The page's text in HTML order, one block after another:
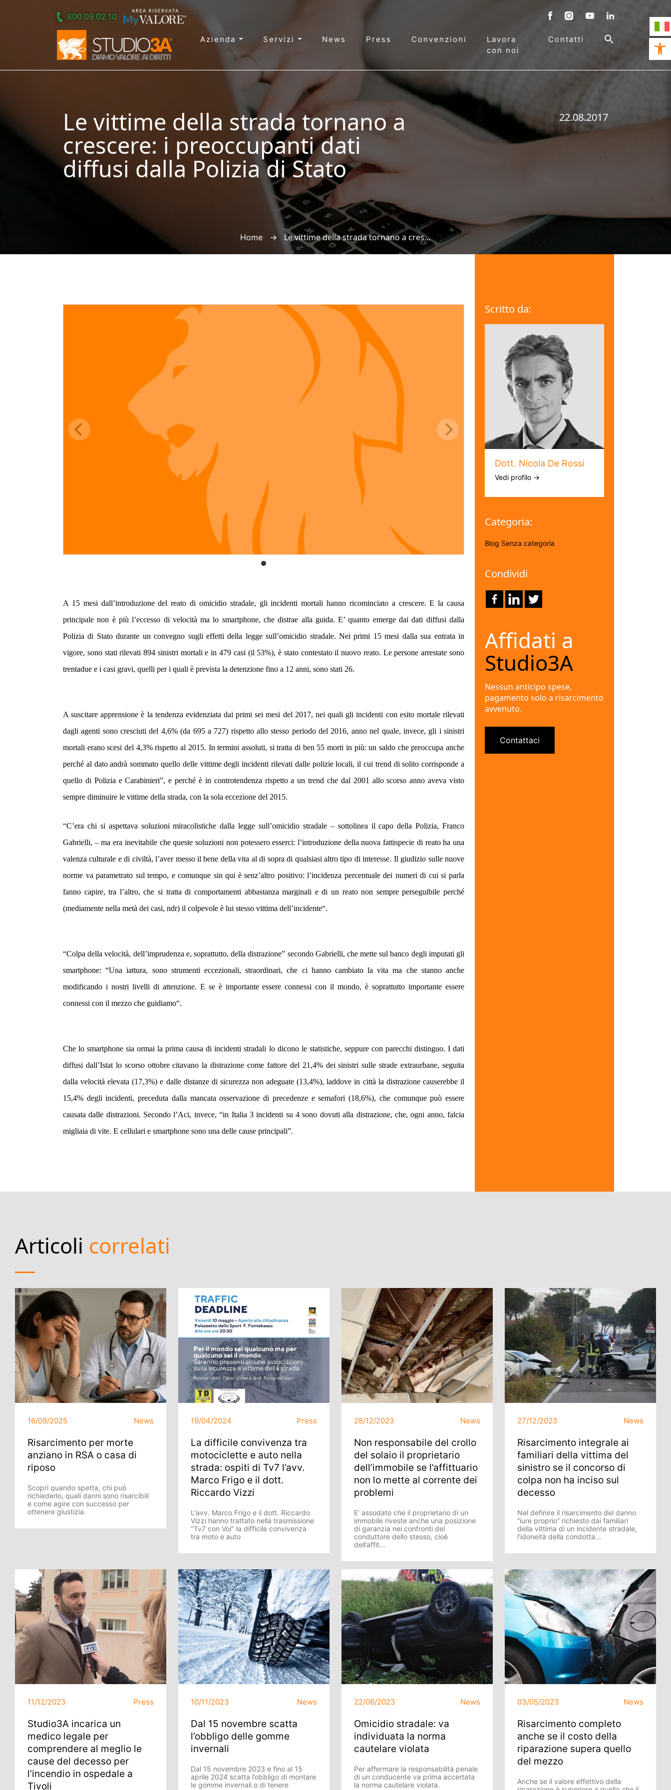
800 09 02 10
Azienda Servizi News Press Convenzioni
Lavora
con noi
Contatti
Le vittime della strada tornano a
crescere: i preoccupanti dati
diffusi dalla Polizia di Stato
22.08.2017
Home → Le vittime della strada tornano a crescere: i preoccupanti dati diffusi dalla Polizia di Stato
A 15 mesi dall’introduzione del reato di omicidio stradale, gli incidenti mortali hanno ricominciato a crescere. E la causa
principale non è più l’eccesso di velocità ma lo smartphone, che distrae alla guida. E’ quanto emerge dai dati diffusi dalla
Polizia di Stato durante un convegno sugli effetti della legge sull’omicidio stradale.Nei primi 15 mesi dalla sua entrata in
vigore, sono stati rilevati 894 sinistri mortali e in 479 casi (il 53%), è stato contestato il nuovo reato. Le persone arrestate sono
trentadue e i casi gravi, quelli per i quali è prevista la detenzione fino a 12 anni, sono stati 26.
A suscitare apprensione è la tendenza evidenziata dai primi sei mesi del 2017, nei quali gli incidenti con esito mortale rilevati
dagli agenti sono cresciuti del 4,6% (da 695 a 727) rispetto allo stesso periodo del 2016, anno nel quale, invece, gli i sinistri
mortali erano scesi del 4,3% rispetto al 2015. In termini assoluti, si tratta di ben 55 morti in più: un saldo che preoccupa anche
perché al dato andrà sommato quello delle vittime degli incidenti rilevati dalle polizie locali, il cui trend di solito corrisponde a
quello di Polizia e Carabinieri”, e perché è in controtendenza rispetto a un trend che dal 2001 allo scorso anno aveva visto
sempre diminuire le vittime della strada, con la sola eccezione del 2015.
“C’era chi si aspettava soluzioni miracolistiche dalla legge sull’omicidio stradale– sottolinea il capo della Polizia, Franco
Gabrielli, –ma era inevitabile che queste soluzioni non potessero esserci: l’introduzione della nuova fattispecie di reato ha una
valenza culturale e di civiltà, l’aver messo il bene della vita al di sopra di qualsiasi altro tipo di interesse. Il giudizio sulle nuove
norme va parametrato sul tempo, e comunque sin qui è senz’altro positivo: l’incidenza percentuale dei numeri di cui si parla
fanno capire, tra l’altro, che si tratta di comportamenti abbastanza marginali e di un reato non sempre perseguibile perché
(mediamente nella metà dei casi, ndr) il colpevole è lui stesso vittima dell’incidente“.
“Colpa della velocità, dell’imprudenza e, soprattutto, della distrazione” secondo Gabrielli, che mette sul banco degli imputati gli
smartphone: “Una iattura, sono strumenti eccezionali, straordinari, che ci hanno cambiato la vita ma che stanno anche
modificando i nostri livelli di attenzione. E se è importante essere connessi con il mondo, è soprattutto importante essere
connessi con il mezzo che guidiamo“.
Che lo smartphone sia ormai la prima causa di incidenti stradali lo dicono le statistiche, seppure con parecchi distinguo. I dati
diffusi dall’Istat lo scorso ottobre citavano la distrazione come fattore del 21,4% dei sinistri sulle strade extraurbane, seguita
dalla velocità elevata (17,3%) e dalle distanze di sicurezza non adeguate (13,4%), laddove in città la distrazione causerebbe il
15,4% degli incidenti, preceduta dalla mancata osservazione di precedenze e semafori (18,6%), che comunque può essere
causata dalle distrazioni. Secondo l’Aci, invece, “in Italia 3 incidenti su 4 sono dovuti alla distrazione, che, ogni anno, falcia
migliaia di vite. E cellulari e smartphone sono una delle cause principali”.
Scritto da:
Dott. Nicola De Rossi
Vedi profilo →
Categoria:
Blog Senza categoria
Condividi
Affidati a
Studio3A
Nessun anticipo spese,
pagamento solo a risarcimento
avvenuto.
Contattaci
Articoli correlati
16/09/2025 News
Risarcimento per morte
anziano in RSA o casa di
riposo
Scopri quando spetta, chi può
richiederlo, quali danni sono risarcibili
e come agire con successo per
ottenere giustizia.
19/04/2024 Press
La difficile convivenza tra
motociclette e auto nella
strada: ospiti di Tv7 l’avv.
Marco Frigo e il dott.
Riccardo Vizzi
L'avv. Marco Frigo e il dott. Riccardo
Vizzi hanno trattato nella trasmissione
"Tv7 con Voi" la difficile convivenza
tra moto e auto
28/12/2023 News
Non responsabile del crollo
del solaio il proprietario
dell’immobile se l’affittuario
non lo mette al corrente dei
problemi
E’ assodato che il proprietario di un
immobile riveste anche una posizione
di garanzia nei confronti del
conduttore dello stesso, cioè
dell’affit...
27/12/2023 News
Risarcimento integrale ai
familiari della vittima del
sinistro se il concorso di
colpa non ha inciso sul
decesso
Nel definire il risarcimento del danno
“iure proprio” richiesto dai familiari
della vittima di un incidente stradale,
l’idoneità della condotta...
11/12/2023 Press
Studio3A incarica un
medico legale per
comprendere al meglio le
cause del decesso per
l’incendio in ospedale a
Tivoli
10/11/2023 News
Dal 15 novembre scatta
l’obbligo delle gomme
invernali
Dal 15 novembre 2023 e fino al 15
aprile 2024 scatta l’obbligo di montare
le gomme invernali o di tenere
22/06/2023 News
Omicidio stradale: va
individuata la norma
cautelare violata
Per affermare la responsabilità penale
di un conducente va prima accertata
la norma cautelare violata.
03/05/2023 News
Risarcimento completo
anche se il costo della
riparazione supera quello
del mezzo
Anche se il valore effettivo della